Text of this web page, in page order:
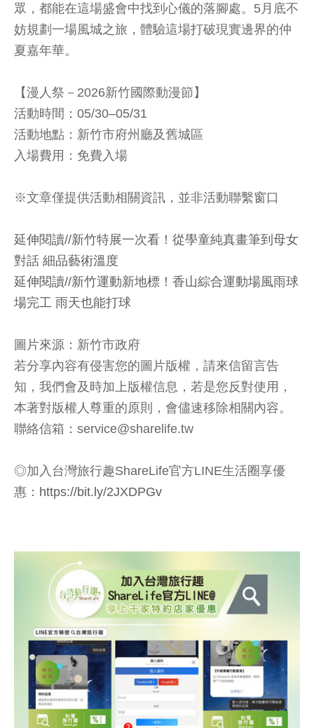
眾，都能在這場盛會中找到心儀的落腳處。5月底不
妨規劃一場風城之旅，體驗這場打破現實邊界的仲
夏嘉年華。
【漫人祭－2026新竹國際動漫節】
活動時間：05/30–05/31
活動地點：新竹市府州廳及舊城區
入場費用：免費入場
※文章僅提供活動相關資訊，並非活動聯繫窗口
延伸閱讀//新竹特展一次看！從學童純真畫筆到母女
對話 細品藝術溫度
延伸閱讀//新竹運動新地標！香山綜合運動場風雨球
場完工 雨天也能打球
圖片來源：新竹市政府
若分享內容有侵害您的圖片版權，請來信留言告
知，我們會及時加上版權信息，若是您反對使用，
本著對版權人尊重的原則，會儘速移除相關內容。
聯絡信箱：service@sharelife.tw
◎加入台灣旅行趣ShareLife官方LINE生活圈享優
惠： https://bit.ly/2JXDPGv